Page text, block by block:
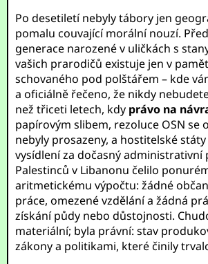
Po desetiletí nebyly tábory jen
pomalu couvající morální nouzí.
generace narozené v uličkách s
vašich prarodičů existuje jen v
schovaného pod polštářem – kde
a oficiálně řečeno, že nikdy
než třiceti letech, kdy právo na
papírovým slibem, rezoluce OSN se
nebyly prosazeny, a hostitelské
vysídlení za dočasný
Palestinců v Libanonu čelilo
aritmetickému výpočtu: žádné
práce, omezené vzdělání a žádná
získání půdy nebo důstojnosti.
materiální; byla právní: stav
zákony a politikami, které činily